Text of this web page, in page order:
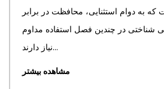
ای طراحی شده است که به
آب و هوا و جذابیت زیبایی